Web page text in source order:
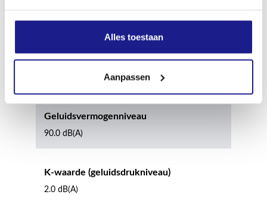
Alles toestaan
Aanpassen
5.0 m
Geluidsdrukniveau
Geluidsvermogenniveau
90.0 dB(A)
K-waarde (geluidsdrukniveau)
2.0 dB(A)